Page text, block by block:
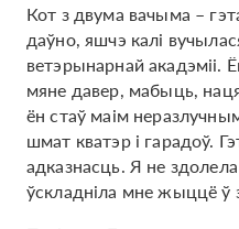
Кот з двума вачыма –
даўно, яшчэ калі
ветэрынарнай акадэміі.
мяне давер, мабыць,
ён стаў маім
шмат кватэр і гарадоў.
адказнасць. Я не здолела
ўскладніла мне жыццё ў